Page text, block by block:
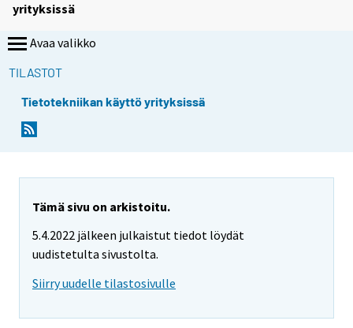
yrityksissä
Avaa valikko
TILASTOT
Tietotekniikan käyttö yrityksissä
Tämä sivu on arkistoitu.
5.4.2022 jälkeen julkaistut tiedot löydät
uudistetulta sivustolta.
Siirry uudelle tilastosivulle